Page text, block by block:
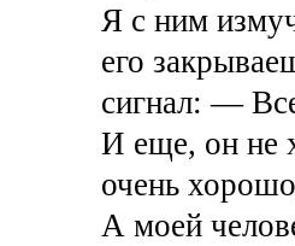
Я с ним
его
сигнал: —
И еще, он не
очень
А моей